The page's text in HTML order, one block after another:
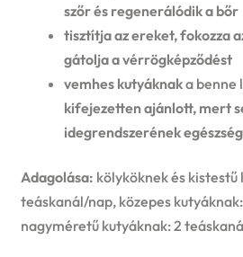
szőr és regenerálódik a bőr
tisztítja az ereket, fokozza
gátolja a vérrögképződést
vemhes kutyáknaka benne
kifejezetten ajánlott, mert
idegrendszerének
Adagolása: kölyköknek és kistestű
teáskanál/nap, közepes
nagyméretű kutyáknak: 2